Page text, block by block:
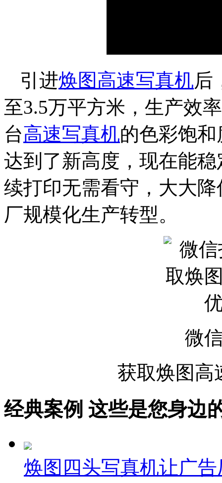
引进焕图高速写真机后
至3.5万平方米，生产效
台高速写真机的色彩饱
达到了新高度，现在能
续打印无需看守，大大
厂规模化生产转型。
微
获取焕图高
经典案例 这些是您身边
焕图四头写真机让广